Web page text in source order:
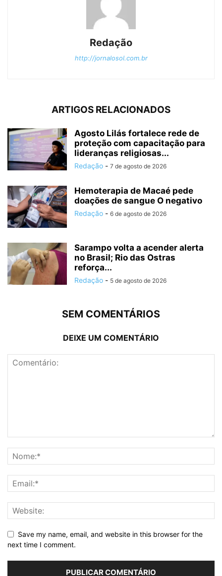
Redação
http://jornalosol.com.br
ARTIGOS RELACIONADOS
Agosto Lilás fortalece rede de
proteção com capacitação para
lideranças religiosas...
Redação - 7 de agosto de 2026
Hemoterapia de Macaé pede
doações de sangue O negativo
Redação - 6 de agosto de 2026
Sarampo volta a acender alerta
no Brasil; Rio das Ostras
reforça...
Redação - 5 de agosto de 2026
SEM COMENTÁRIOS
DEIXE UM COMENTÁRIO
Save my name, email, and website in this browser for the
next time I comment.